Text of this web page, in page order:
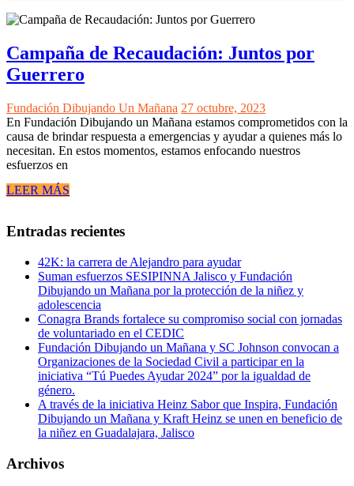
Campaña de Recaudación: Juntos por
Guerrero
Fundación Dibujando Un Mañana 27 octubre, 2023
En Fundación Dibujando un Mañana estamos comprometidos con la
causa de brindar respuesta a emergencias y ayudar a quienes más lo
necesitan. En estos momentos, estamos enfocando nuestros
esfuerzos en
LEER MÁS
Entradas recientes
42K: la carrera de Alejandro para ayudar
Suman esfuerzos SESIPINNA Jalisco y Fundación
Dibujando un Mañana por la protección de la niñez y
adolescencia
Conagra Brands fortalece su compromiso social con jornadas
de voluntariado en el CEDIC
Fundación Dibujando un Mañana y SC Johnson convocan a
Organizaciones de la Sociedad Civil a participar en la
iniciativa “Tú Puedes Ayudar 2024” por la igualdad de
género.
A través de la iniciativa Heinz Sabor que Inspira, Fundación
Dibujando un Mañana y Kraft Heinz se unen en beneficio de
la niñez en Guadalajara, Jalisco
Archivos